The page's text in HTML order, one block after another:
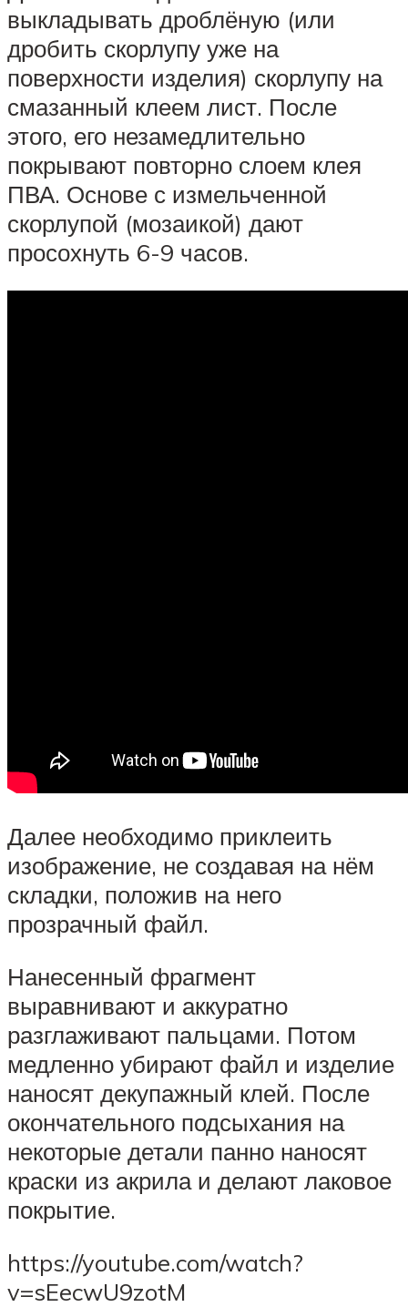
выкладывать дроблёную (или
дробить скорлупу уже на
поверхности изделия) скорлупу на
смазанный клеем лист. После
этого, его незамедлительно
покрывают повторно слоем клея
ПВА. Основе с измельченной
скорлупой (мозаикой) дают
просохнуть 6-9 часов.
Далее необходимо приклеить
изображение, не создавая на нём
складки, положив на него
прозрачный файл.
Нанесенный фрагмент
выравнивают и аккуратно
разглаживают пальцами. Потом
медленно убирают файл и изделие
наносят декупажный клей. После
окончательного подсыхания на
некоторые детали панно наносят
краски из акрила и делают лаковое
покрытие.
https://youtube.com/watch?
v=sEecwU9zotM